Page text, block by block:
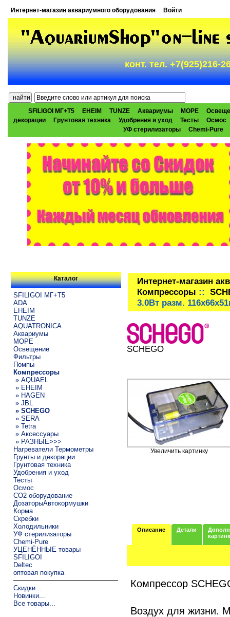
Интернет-магазин аквариумного оборудования Войти
конт. тел. +7(925)216-
SFILIGOI МГ+Т5 EHEIM TUNZE Аквариумы МОРЕ
декорации
Грунтовая техника Удобрения и уход Тесты
Осмос
УФ стерилизаторы
Chemi-Pure
Каталог
SFILIGOI МГ+Т5
ADA
EHEIM
TUNZE
AQUATRONICA
Аквариумы
МОРЕ
Освещение
Фильтры
Помпы
Компрессоры
» AQUAEL
» EHEIM
» HAGEN
» JBL
» SCHEGO
» SERA
» Tetra
» Аксессуары
» РАЗНЫЕ>>>
Нагреватели Термометры
Грунты и декорации
Грунтовая техника
Удобрения и уход
Тесты
Осмос
CO2 оборудование
ДозаторыАвтокормушки
Корма
Скребки
Холодильники
УФ стерилизаторы
Chemi-Pure
УЦЕНЁННЫЕ товары
SFILIGOI
Deltec
оптовая покупка
Скидки...
Новинки...
Все товары...
Интернет-магазин
Компрессоры ::
3.0Вт разм.
SCHEGO
Увеличить картинку
Описание Детали
Компрессор
Воздух для жизни.